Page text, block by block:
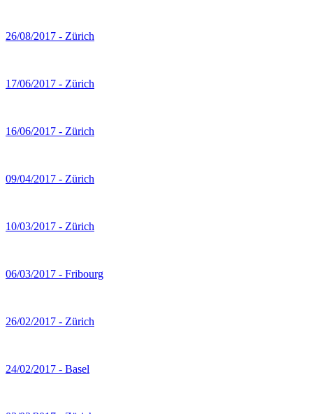
26/08/2017 - Zürich
17/06/2017 - Zürich
16/06/2017 - Zürich
09/04/2017 - Zürich
10/03/2017 - Zürich
06/03/2017 - Fribourg
26/02/2017 - Zürich
24/02/2017 - Basel